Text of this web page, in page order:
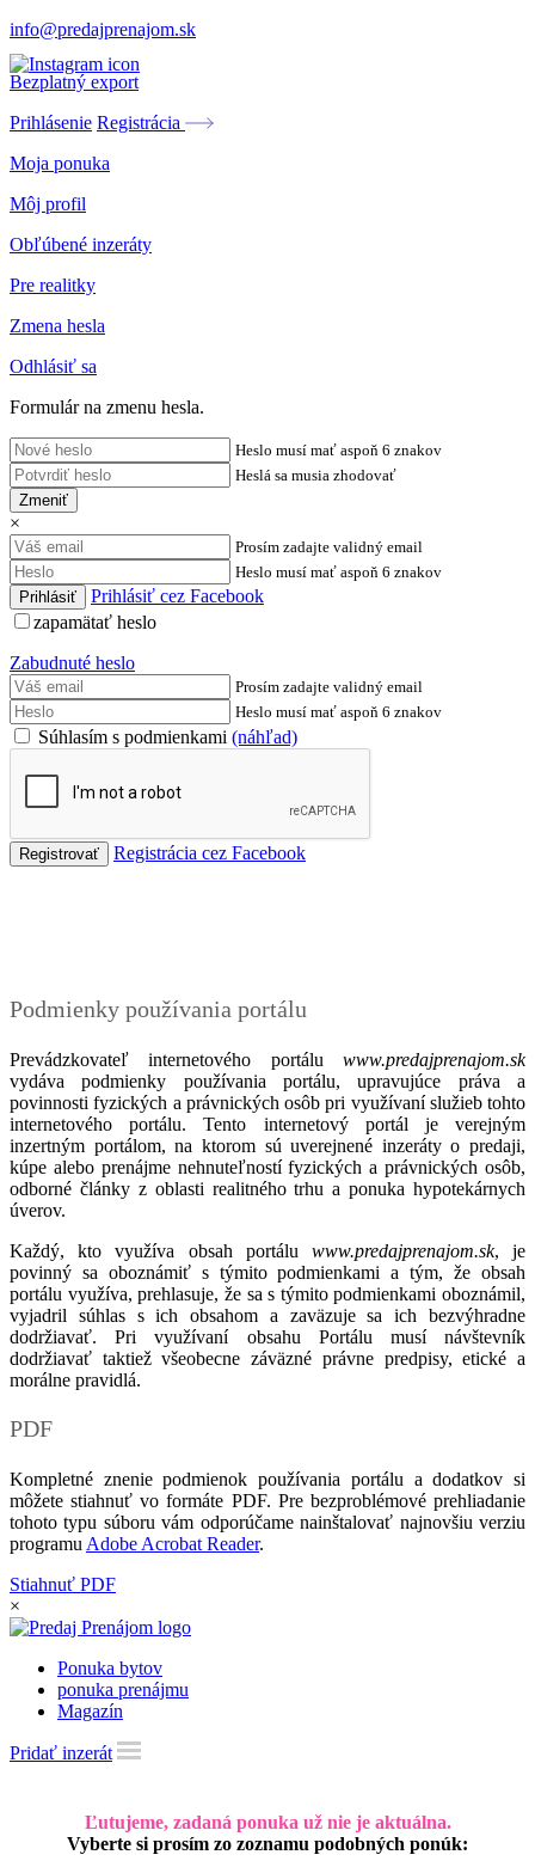
info@predajprenajom.sk
Bezplatný export
Prihlásenie Registrácia
Moja ponuka
Môj profil
Obľúbené inzeráty
Pre realitky
Zmena hesla
Odhlásiť sa
Formulár na zmenu hesla.
Heslo musí mať aspoň 6 znakov
Heslá sa musia zhodovať
Zmeniť
×
Prosím zadajte validný email
Heslo musí mať aspoň 6 znakov
Prihlásiť cez Facebook
zapamätať heslo
Zabudnuté heslo
Prosím zadajte validný email
Heslo musí mať aspoň 6 znakov
Súhlasím s podmienkami (náhľad)
Registrácia cez Facebook
Podmienky používania portálu
Prevádzkovateľ internetového portálu www.predajprenajom.sk
vydáva podmienky používania portálu, upravujúce práva a
povinnosti fyzických a právnických osôb pri využívaní služieb tohto
internetového portálu. Tento internetový portál je verejným
inzertným portálom, na ktorom sú uverejnené inzeráty o predaji,
kúpe alebo prenájme nehnuteľností fyzických a právnických osôb,
odborné články z oblasti realitného trhu a ponuka hypotekárnych
úverov.
Každý, kto využíva obsah portálu www.predajprenajom.sk, je
povinný sa oboznámiť s týmito podmienkami a tým, že obsah
portálu využíva, prehlasuje, že sa s týmito podmienkami oboznámil,
vyjadril súhlas s ich obsahom a zaväzuje sa ich bezvýhradne
dodržiavať. Pri využívaní obsahu Portálu musí návštevník
dodržiavať taktiež všeobecne záväzné právne predpisy, etické a
morálne pravidlá.
PDF
Kompletné znenie podmienok používania portálu a dodatkov si
môžete stiahnuť vo formáte PDF. Pre bezproblémové prehliadanie
tohoto typu súboru vám odporúčame nainštalovať najnovšiu verziu
programu Adobe Acrobat Reader.
Stiahnuť PDF
×
Ponuka bytov
ponuka prenájmu
Magazín
Pridať inzerát
Ľutujeme, zadaná ponuka už nie je aktuálna.
Vyberte si prosím zo zoznamu podobných ponúk: